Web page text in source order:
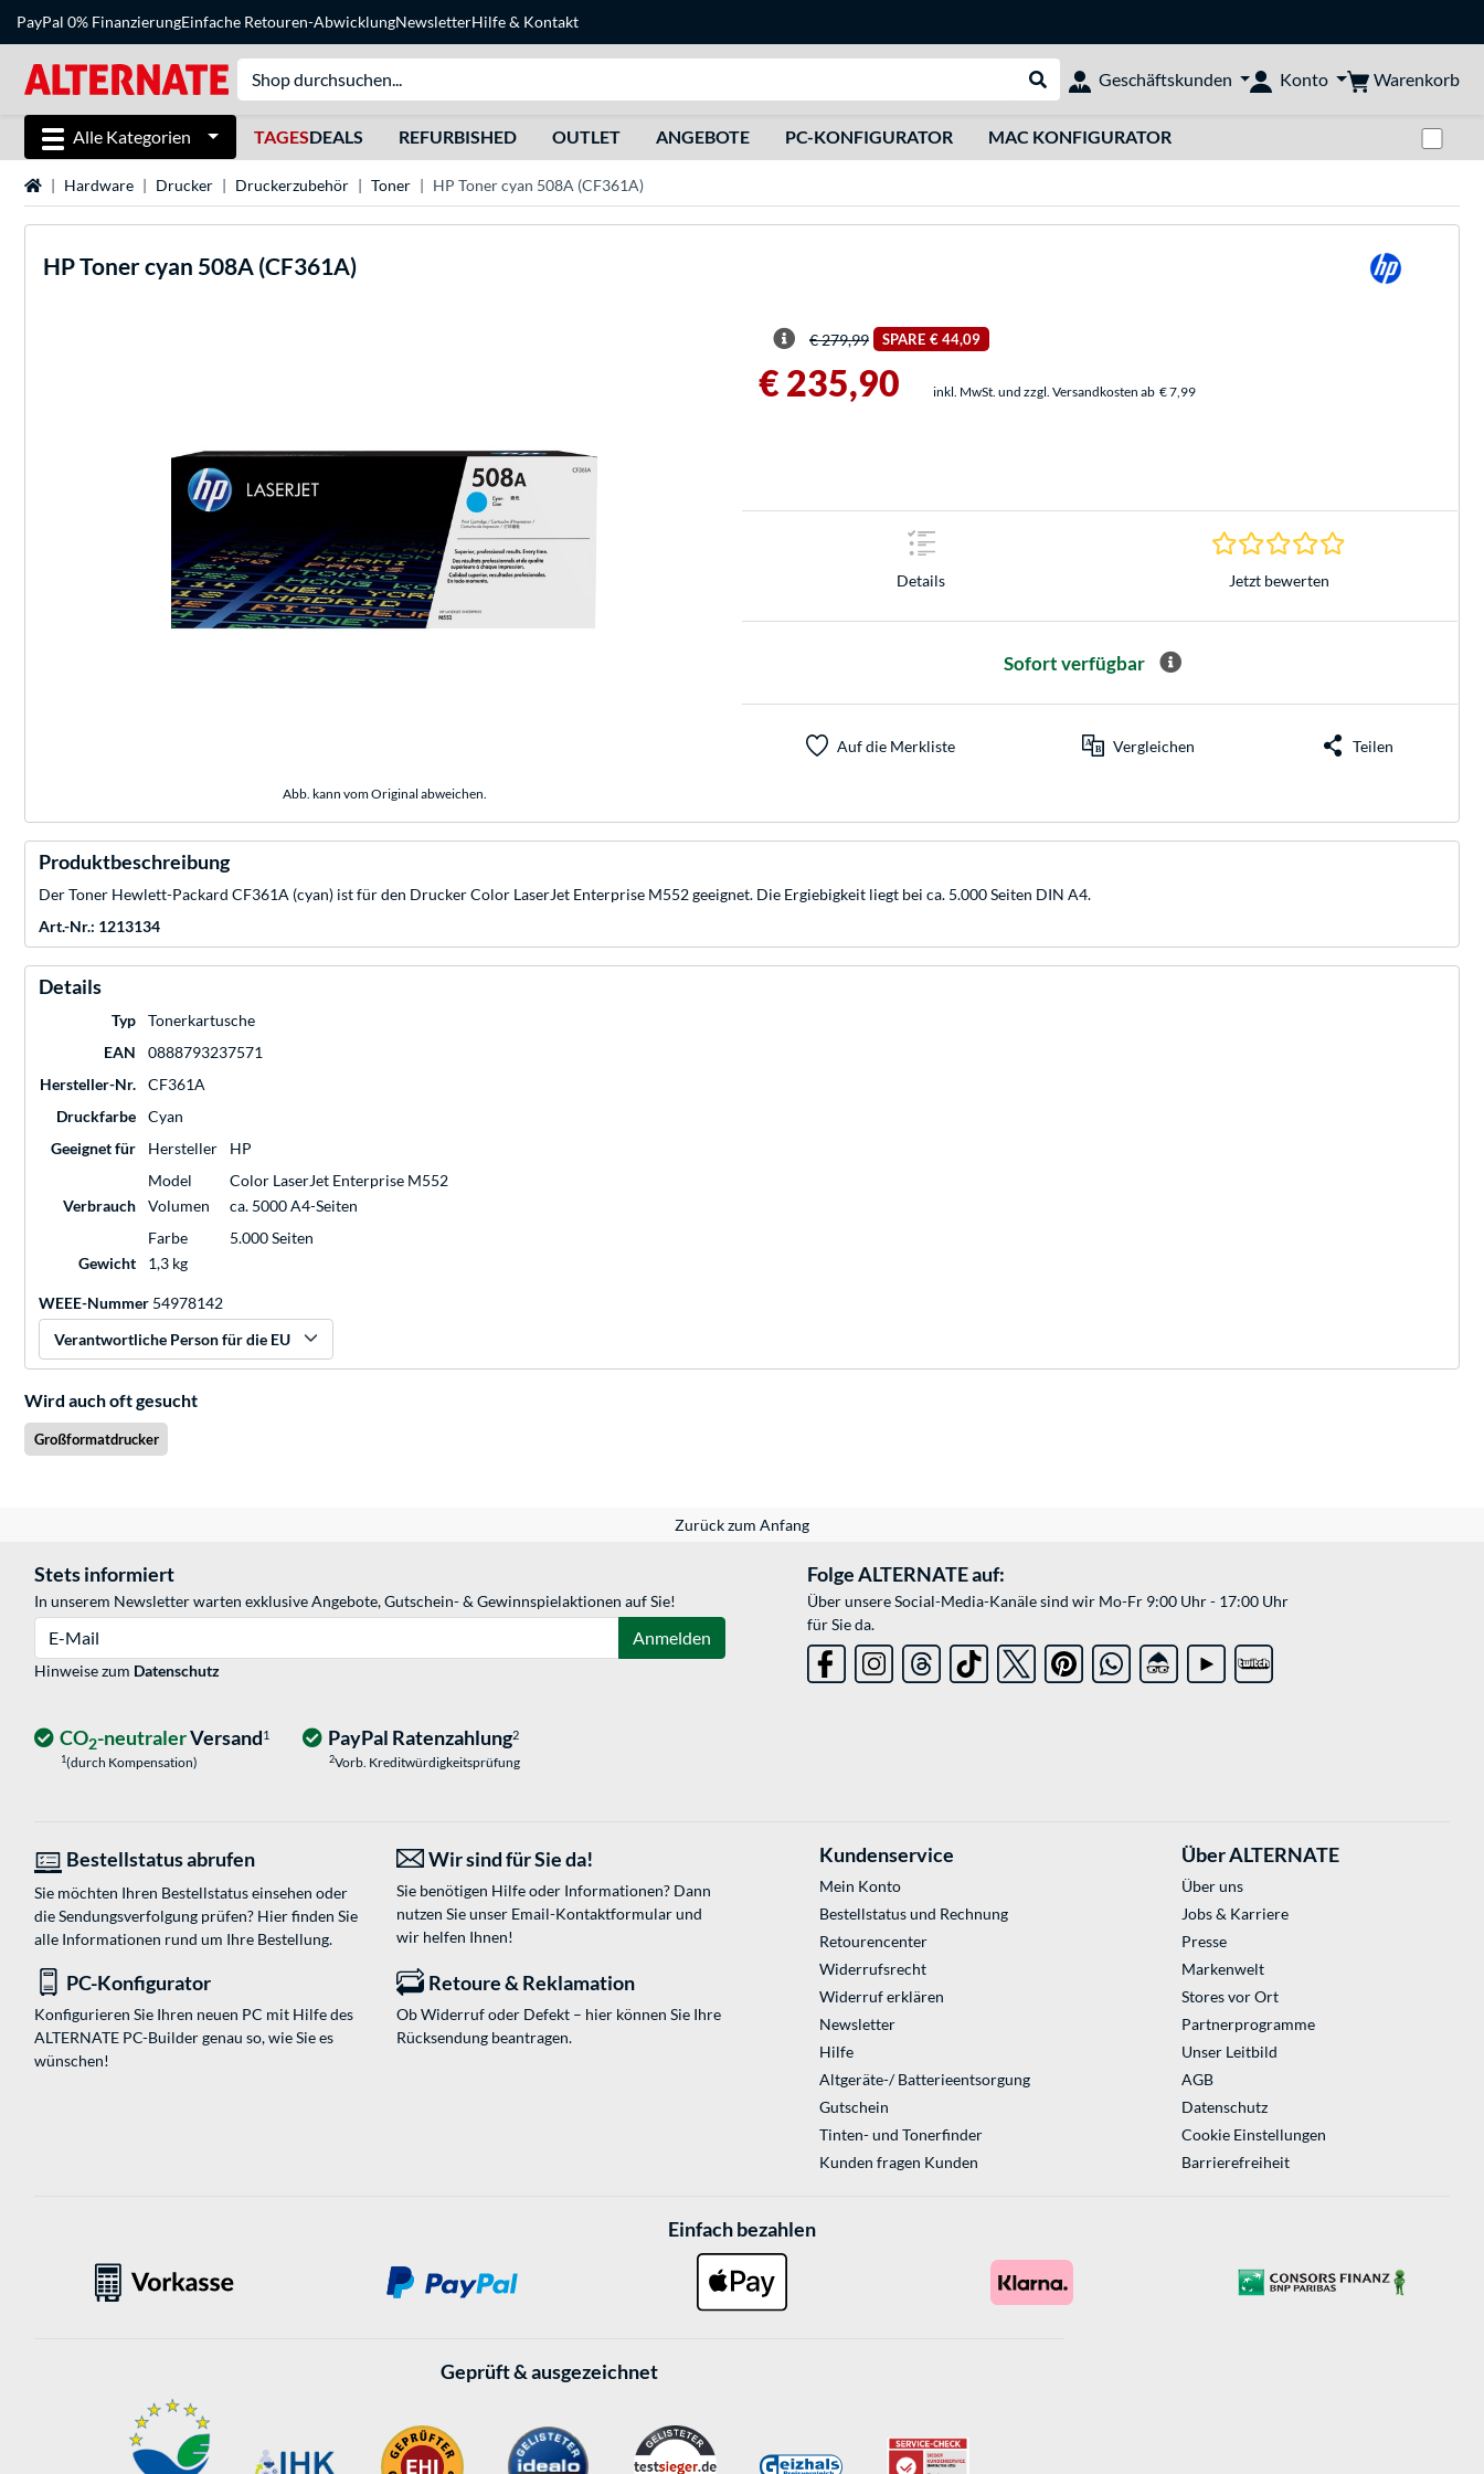
PayPal 0% FinanzierungEinfache Retouren-AbwicklungNewsletterHilfe& Kontakt
Suche durchführen
Geschäftskunden Konto Warenkorb
Alle Kategorien TAGESDEALS REFURBISHED OUTLET ANGEBOTE PC-KONFIGURATOR MAC KONFIGURATOR
StartseiteHardware Drucker Druckerzubehör Toner HP Toner cyan 508A (CF361A)
HPToner cyan 508A (CF361A)
Abb. kann vom Original abweichen.
€ 279,99 SPARE € 44,09
€ 235,90 inkl. MwSt. und zzgl. Versandkosten ab € 7,99
Details
0.0 Sterne bei 0
Jetzt bewerten
Sofort verfügbar
Auf die Merkliste Vergleichen Teilen
Produktbeschreibung
Der Toner Hewlett-Packard CF361A (cyan) ist für den Drucker Color LaserJet Enterprise M552 geeignet. Die Ergiebigkeit liegt bei ca. 5.000 Seiten DIN A4.
Art.-Nr.: 1213134
Details
Typ
Tonerkartusche
EAN
0888793237571
Hersteller-Nr.
CF361A
Druckfarbe
Cyan
Geeignet für
Hersteller
HP
Model
Color LaserJet Enterprise M552
Verbrauch
Volumen
ca. 5000 A4-Seiten
Farbe
5.000 Seiten
Gewicht
1,3 kg
WEEE-Nummer 54978142
Verantwortliche Person für die EU
Wird auch oft gesucht
Großformatdrucker
Zurück zum Anfang
Stets informiert
In unserem Newsletter warten exklusive Angebote, Gutschein- & Gewinnspielaktionen auf Sie!
Anmelden
Hinweise zum Datenschutz
Folge ALTERNATE auf:
Über unsere Social-Media-Kanäle sind wir Mo-Fr 9:00 Uhr - 17:00 Uhr
für Sie da.
CO2-neutralerVersand1
1(durch Kompensation)
PayPal Ratenzahlung2
2Vorb. Kreditwürdigkeitsprüfung
Bestellstatus abrufen
Sie möchten Ihren Bestellstatus einsehen oder
die Sendungsverfolgung prüfen? Hier finden Sie
alle Informationen rund um Ihre Bestellung.
Wir sind für Sie da!
Sie benötigen Hilfe oder Informationen? Dann
nutzen Sie unser Email-Kontaktformularund
wir helfen Ihnen!
PC-Konfigurator
Konfigurieren Sie Ihren neuen PC mit Hilfe des
ALTERNATE PC-Builder genau so, wie Sie es
wünschen!
Retoure & Reklamation
Ob Widerruf oder Defekt – hier können Sie Ihre
Rücksendung beantragen.
Kundenservice
Mein Konto
Bestellstatus und Rechnung
Retourencenter
Widerrufsrecht
Widerruf erklären
Newsletter
Hilfe
Altgeräte-/ Batterieentsorgung
Gutschein
Tinten- und Tonerfinder
Kunden fragen Kunden
Über ALTERNATE
Über uns
Jobs & Karriere
Presse
Markenwelt
Stores vor Ort
Partnerprogramme
Unser Leitbild
AGB
Datenschutz
Cookie Einstellungen
Barrierefreiheit
Einfach bezahlen
Geprüft & ausgezeichnet